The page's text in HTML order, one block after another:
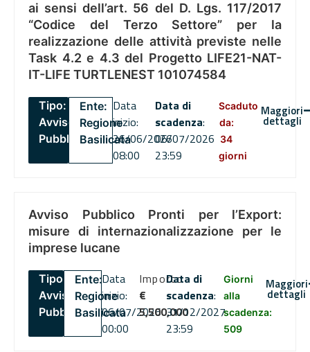
ai sensi dell’art. 56 del D. Lgs. 117/2017
“Codice del Terzo Settore” per la
realizzazione delle attività previste nelle
Task 4.2 e 4.3 del Progetto LIFE21-NAT-
IT-LIFE TURTLENEST 101074584
Tipo:
Avviso
Pubblico
Ente:
Regione
Basilicata
Data
inizio:
26/06/2026
08:00
Data di
scadenza:
06/07/2026
23:59
Scaduto
da:
34
giorni
Maggiori
dettagli
Avviso Pubblico Pronti per l’Export:
misure di internazionalizzazione per le
imprese lucane
Tipo:
Avviso
Pubblico
Ente:
Regione
Basilicata
Data
inizio:
06/07/2026
00:00
Importo
€
5,500,000
Data di
scadenza:
31/12/2027
23:59
Giorni
alla
scadenza:
509
Maggiori
dettagli